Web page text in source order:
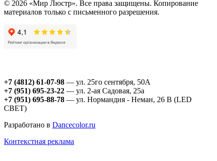
© 2026 «Мир Люстр». Все права защищены. Копирование
материалов только с письменного разрешения.
+7 (4812) 61-07-98 — ул. 25го сентября, 50А
+7 (951) 695-23-22 — ул. 2-ая Садовая, 25а
+7 (951) 695-88-78 — ул. Нормандия - Неман, 26 В (LED
СВЕТ)
Разработано в Dancecolor.ru
Контекстная реклама